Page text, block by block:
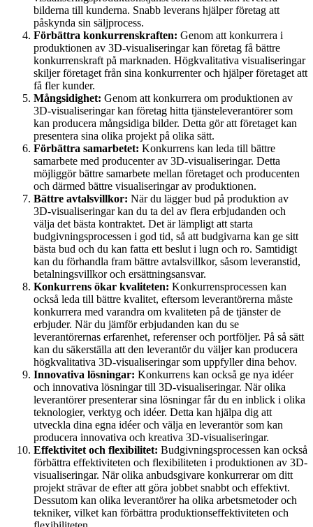
bilderna till kunderna. Snabb leverans hjälper företag att
påskynda sin säljprocess.
Förbättra konkurrenskraften: Genom att konkurrera i
produktionen av 3D-visualiseringar kan företag få bättre
konkurrenskraft på marknaden. Högkvalitativa visualiseringar
skiljer företaget från sina konkurrenter och hjälper företaget att
få fler kunder.
Mångsidighet: Genom att konkurrera om produktionen av
3D-visualiseringar kan företag hitta tjänsteleverantörer som
kan producera mångsidiga bilder. Detta gör att företaget kan
presentera sina olika projekt på olika sätt.
Förbättra samarbetet: Konkurrens kan leda till bättre
samarbete med producenter av 3D-visualiseringar. Detta
möjliggör bättre samarbete mellan företaget och producenten
och därmed bättre visualiseringar av produktionen.
Bättre avtalsvillkor: När du lägger bud på produktion av
3D-visualiseringar kan du ta del av flera erbjudanden och
välja det bästa kontraktet. Det är lämpligt att starta
budgivningsprocessen i god tid, så att budgivarna kan ge sitt
bästa bud och du kan fatta ett beslut i lugn och ro. Samtidigt
kan du förhandla fram bättre avtalsvillkor, såsom leveranstid,
betalningsvillkor och ersättningsansvar.
Konkurrens ökar kvaliteten: Konkurrensprocessen kan
också leda till bättre kvalitet, eftersom leverantörerna måste
konkurrera med varandra om kvaliteten på de tjänster de
erbjuder. När du jämför erbjudanden kan du se
leverantörernas erfarenhet, referenser och portföljer. På så sätt
kan du säkerställa att den leverantör du väljer kan producera
högkvalitativa 3D-visualiseringar som uppfyller dina behov.
Innovativa lösningar: Konkurrens kan också ge nya idéer
och innovativa lösningar till 3D-visualiseringar. När olika
leverantörer presenterar sina lösningar får du en inblick i olika
teknologier, verktyg och idéer. Detta kan hjälpa dig att
utveckla dina egna idéer och välja en leverantör som kan
producera innovativa och kreativa 3D-visualiseringar.
Effektivitet och flexibilitet: Budgivningsprocessen kan också
förbättra effektiviteten och flexibiliteten i produktionen av 3D-
visualiseringar. När olika anbudsgivare konkurrerar om ditt
projekt strävar de efter att göra jobbet snabbt och effektivt.
Dessutom kan olika leverantörer ha olika arbetsmetoder och
tekniker, vilket kan förbättra produktionseffektiviteten och